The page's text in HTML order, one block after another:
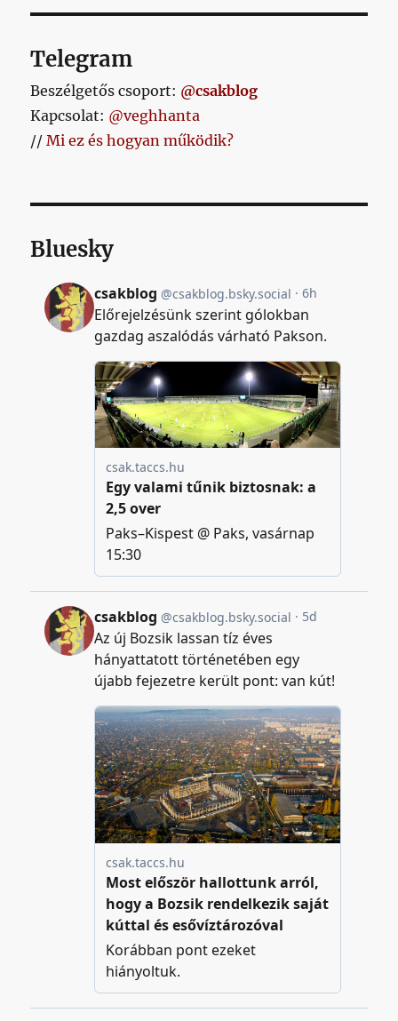
Telegram
Beszélgetős csoport: @csakblog
Kapcsolat: @veghhanta
//Mi ez és hogyan működik?
Bluesky